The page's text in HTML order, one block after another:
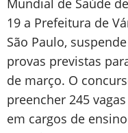
Mundial de Saúde
19 a Prefeitura de
São Paulo,
provas previstas
de março. O
preencher 245
em cargos de